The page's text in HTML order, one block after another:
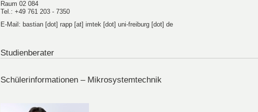
Raum 02 084
Tel.: +49 761 203 - 7350
E-Mail: bastian [dot] rapp [at] imtek [dot] uni-freiburg [dot] de
Studienberater
Schülerinformationen – Mikrosystemtechnik